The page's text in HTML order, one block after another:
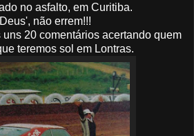
no asfalto, em Curitiba.
não errem!!!
20 comentários acertando quem
teremos sol em Lontras.